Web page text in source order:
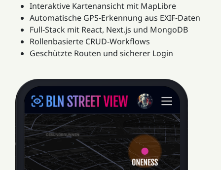
Interaktive Kartenansicht mit MapLibre
Automatische GPS-Erkennung aus EXIF-Daten
Full-Stack mit React, Next.js und MongoDB
Rollenbasierte CRUD-Workflows
Geschützte Routen und sicherer Login